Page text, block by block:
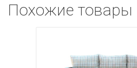
Похожие товары